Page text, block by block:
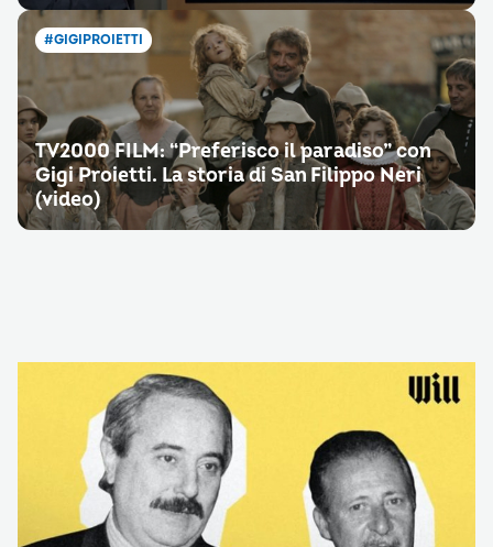
#GIGIPROIETTI
TV2000 FILM: “Preferisco il paradiso” con
Gigi Proietti. La storia di San Filippo Neri
(video)